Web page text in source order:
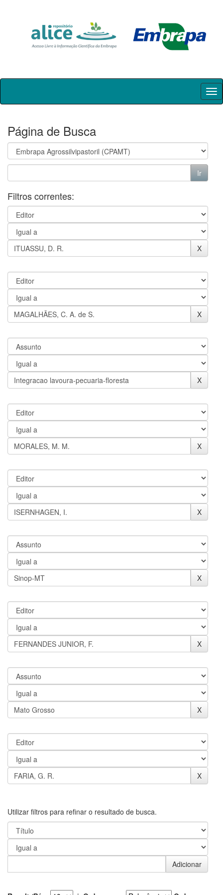
Skip
Página de Busca
Filtros correntes:
Utilizar filtros para refinar o resultado de busca.